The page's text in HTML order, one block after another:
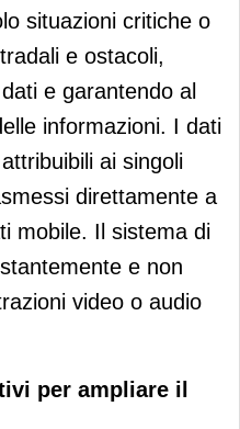
situazioni critiche o
e ostacoli,
e garantendo al
informazioni. I dati
ai singoli
direttamente a
mobile. Il sistema di
e non
video o audio
per ampliare il